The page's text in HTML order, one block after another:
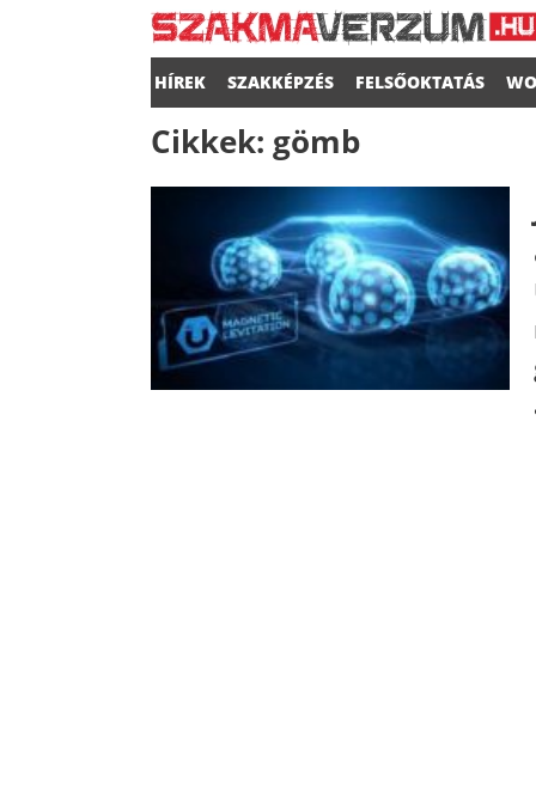
HÍREK SZAKKÉPZÉS FELSŐOKTATÁS
Cikkek: gömb